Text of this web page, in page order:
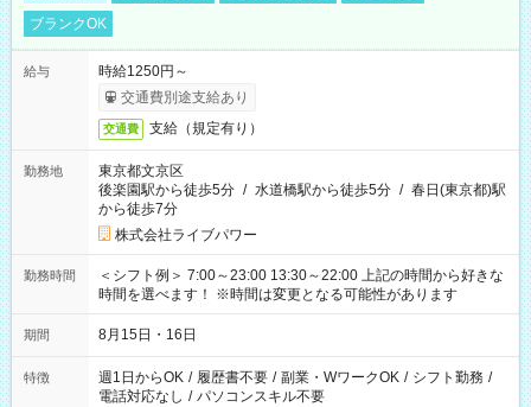
ブランクOK
給与
時給1250円～
交通費別途支給あり
交通費 支給（規定有り）
勤務地
東京都文京区
後楽園駅から徒歩5分 / 水道橋駅から徒歩5分 / 春日(東京都)駅
から徒歩7分
株式会社ライブパワー
勤務時間
＜シフト例＞ 7:00～23:00 13:30～22:00 上記の時間から好きな
時間を選べます！ ※時間は変更となる可能性があります
期間 8月15日・16日
特徴 週1日からOK / 履歴書不要 / 副業・WワークOK / シフト勤務 /
電話対応なし / パソコンスキル不要